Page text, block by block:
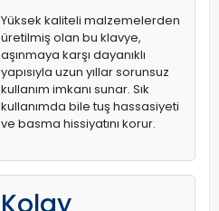
Yüksek kaliteli malzemelerden
üretilmiş olan bu klavye,
aşınmaya karşı dayanıklı
yapısıyla uzun yıllar sorunsuz
kullanım imkanı sunar. Sık
kullanımda bile tuş hassasiyeti
ve basma hissiyatını korur.